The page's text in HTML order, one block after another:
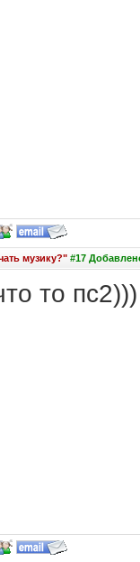
музику?"#17
то пс2)))